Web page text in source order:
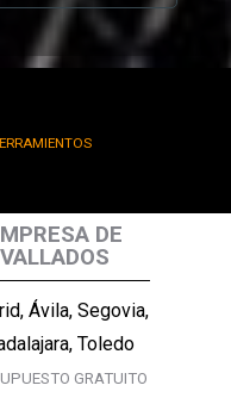
DE
VALLADOS
Ávila, Segovia,
Toledo
GRATUITO